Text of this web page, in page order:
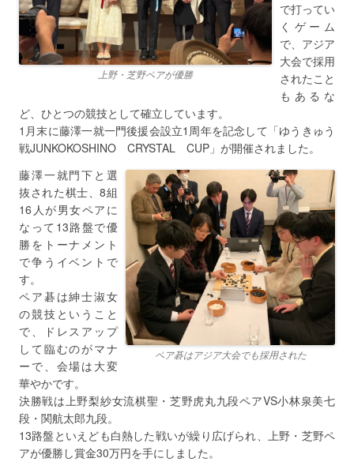
上野・芝野ペアが優勝
で打ってい
くゲーム
で、アジア
大会で採用
されたこと
もあるな
ど、ひとつの競技として確立しています。
1月末に藤澤一就一門後援会設立1周年を記念して「ゆうきゅう
戦JUNKOKOSHINO CRYSTAL CUP」が開催されました。
ペア碁はアジア大会でも採用された
藤澤一就門下と選
抜された棋士、8組
16人が男女ペアに
なって13路盤で優
勝をトーナメント
で争うイベントで
す。
ペア碁は紳士淑女
の競技ということ
で、ドレスアップ
して臨むのがマナ
ーで、会場は大変
華やかです。
決勝戦は上野梨紗女流棋聖・芝野虎丸九段ペアVS小林泉美七
段・関航太郎九段。
13路盤といえども白熱した戦いが繰り広げられ、上野・芝野ペ
アが優勝し賞金30万円を手にしました。